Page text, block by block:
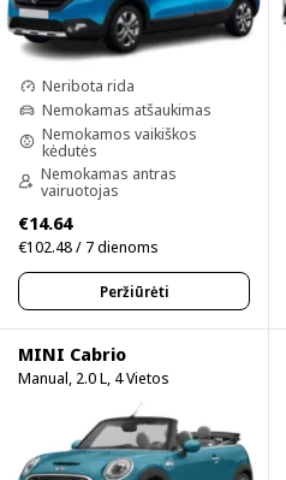
Neribota rida
Nemokamas atšaukimas
Nemokamos vaikiškos
kėdutės
Nemokamas antras
vairuotojas
€14.64
€102.48 / 7 dienoms
Peržiūrėti
MINI Cabrio
Manual, 2.0 L, 4 Vietos